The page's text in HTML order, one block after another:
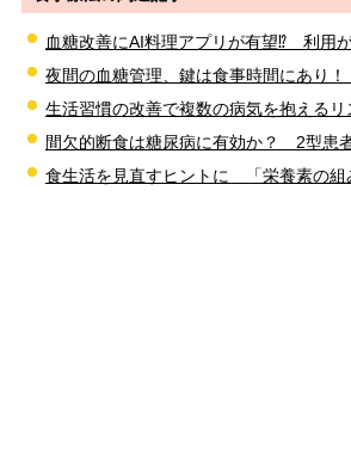
血糖改善にAI料理アプリが有望⁉ 利用
夜間の血糖管理、鍵は食事時間にあり！
生活習慣の改善で複数の病気を抱えるリ
間欠的断食は糖尿病に有効か？ 2型患
食生活を見直すヒントに 「栄養素の組